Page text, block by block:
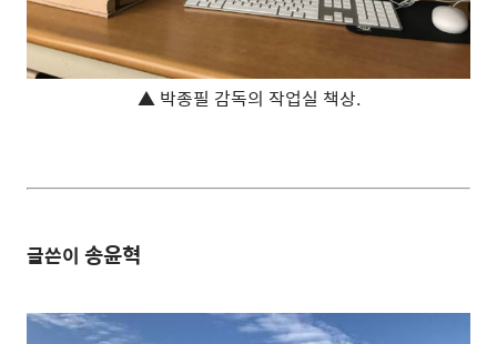
▲ 박종필 감독의 작업실 책상.
글쓴이 송윤혁